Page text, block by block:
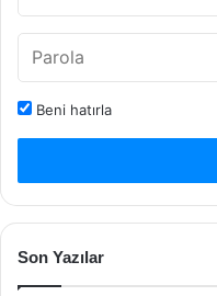
Beni hatırla
Son Yazılar